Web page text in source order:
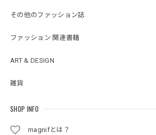
その他のファッション誌
ファッション 関連書籍
ART & DESIGN
雑貨
SHOP INFO
magnifとは？